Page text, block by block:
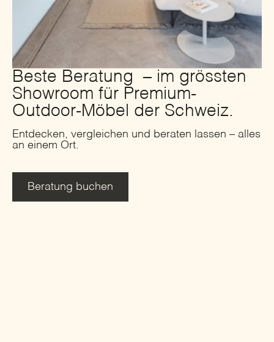
Beste Beratung – im grössten
Showroom für Premium-
Outdoor-Möbel der Schweiz.
Entdecken, vergleichen und beraten lassen – alles
an einem Ort.
Beratung buchen